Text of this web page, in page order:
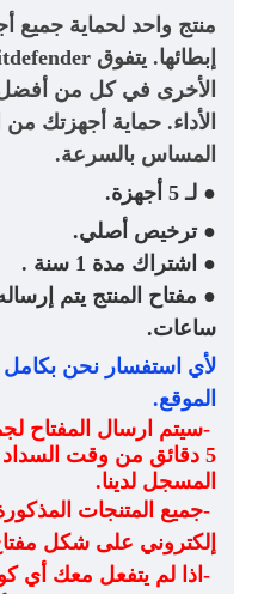
منتج واحد لحماية جميع
إبطائها. يتفوق
الأخرى في كل من أفضل
الأداء. حماية أجهزتك
المساس بالسرعة.
● لـ 5 أجهزة.
● ترخيص أصلي.
● اشتراك مدة 1 سنة .
●
ساعات.
لأي استفسار نحن
الموقع.
-سيتم ارسال المفتاح
5 دقائق من وقت
المسجل لدينا.
-جميع المتنجات
إلكتروني على شكل
- اذا لم يتفعل معك أي